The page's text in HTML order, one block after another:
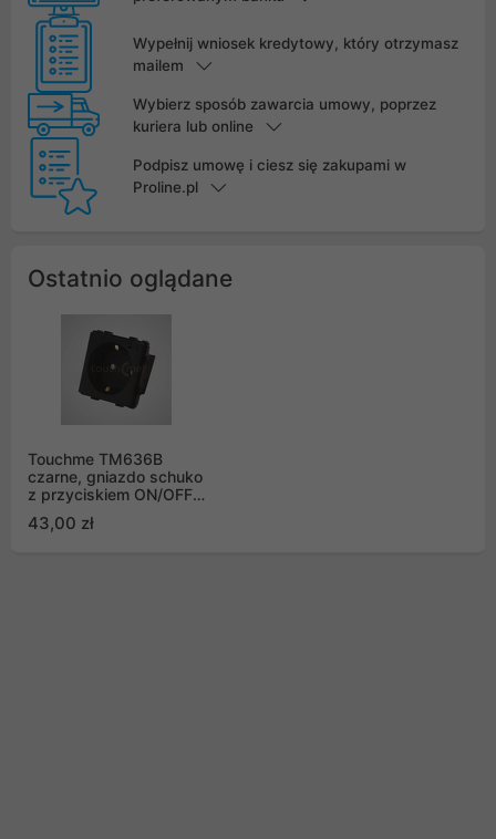
Wypełnij wniosek kredytowy, który otrzymasz
mailem
Wybierz sposób zawarcia umowy, poprzez
kuriera lub online
Podpisz umowę i ciesz się zakupami w
Proline.pl
Ostatnio oglądane
Touchme TM636B
czarne, gniazdo schuko
z przyciskiem ON/OFF,
43,00 zł